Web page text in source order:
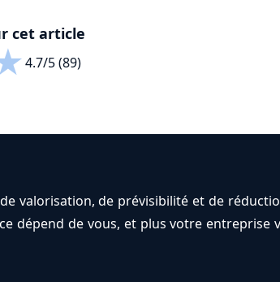
cet article
4.7/5 (89)
valorisation, de prévisibilité et de
dépend de vous, et plus votre entreprise